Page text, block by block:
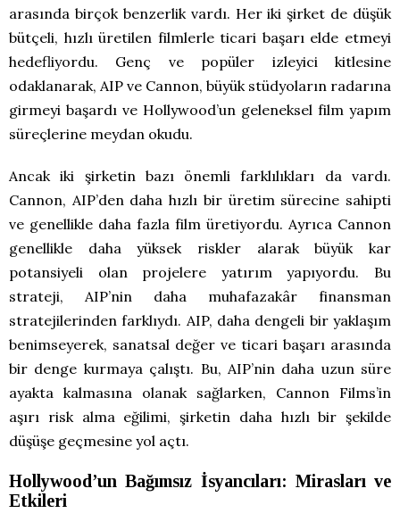
arasında birçok benzerlik vardı. Her iki şirket de düşük
bütçeli, hızlı üretilen filmlerle ticari başarı elde etmeyi
hedefliyordu. Genç ve popüler izleyici kitlesine
odaklanarak, AIP ve Cannon, büyük stüdyoların radarına
girmeyi başardı ve Hollywood’un geleneksel film yapım
süreçlerine meydan okudu.
Ancak iki şirketin bazı önemli farklılıkları da vardı.
Cannon, AIP’den daha hızlı bir üretim sürecine sahipti
ve genellikle daha fazla film üretiyordu. Ayrıca Cannon
genellikle daha yüksek riskler alarak büyük kar
potansiyeli olan projelere yatırım yapıyordu. Bu
strateji, AIP’nin daha muhafazakâr finansman
stratejilerinden farklıydı. AIP, daha dengeli bir yaklaşım
benimseyerek, sanatsal değer ve ticari başarı arasında
bir denge kurmaya çalıştı. Bu, AIP’nin daha uzun süre
ayakta kalmasına olanak sağlarken, Cannon Films’in
aşırı risk alma eğilimi, şirketin daha hızlı bir şekilde
düşüşe geçmesine yol açtı.
Hollywood’un Bağımsız İsyancıları: Mirasları ve
Etkileri